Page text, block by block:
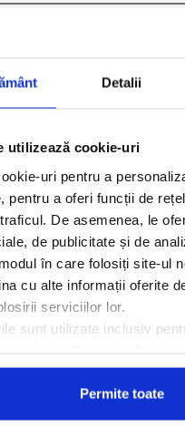
Detalii
utilizează cookie-uri
uri pentru a
pentru a oferi funcții de
De asemenea, le
de publicitate și de
în care folosiți site-ul
cu alte informații oferite
serviciilor lor.
sunt utilizate inclusiv
Permite toate